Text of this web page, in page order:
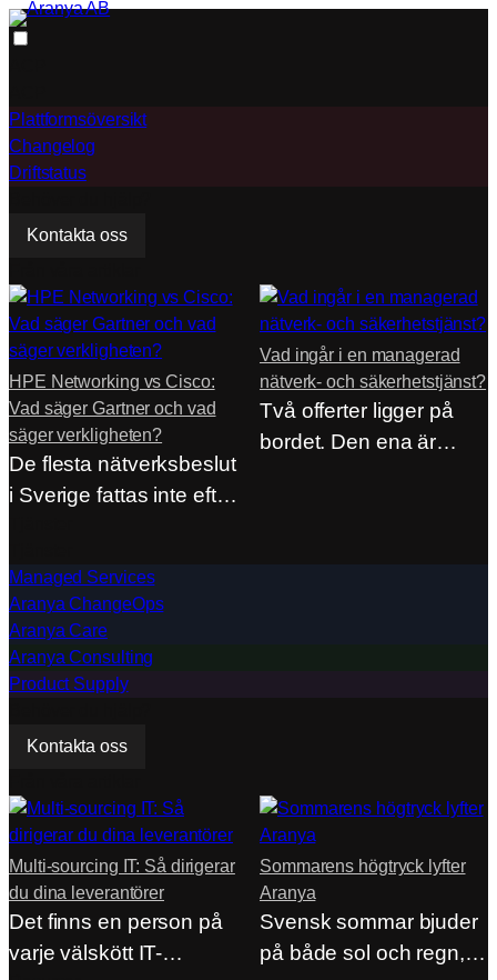
Hoppa
till
Plattformsöversikt
Changelog
Driftstatus
Kontakta oss
HPE Networking vs Cisco:
Vad säger Gartner och vad
säger verkligheten?
De flesta nätverksbeslut
i Sverige fattas inte efter
Vad ingår i en managerad
nätverk- och säkerhetstjänst?
Två offerter ligger på
bordet. Den ena är
Managed Services
Aranya ChangeOps
Aranya Care
Aranya Consulting
Product Supply
Kontakta oss
Multi-sourcing IT: Så dirigerar
du dina leverantörer
Det finns en person på
varje välskött IT-
Sommarens högtryck lyfter
Aranya
Svensk sommar bjuder
på både sol och regn,